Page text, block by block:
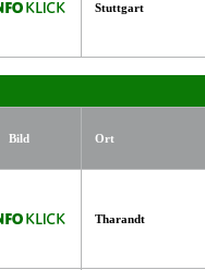
Stuttgart
Bild Ort
Tharandt